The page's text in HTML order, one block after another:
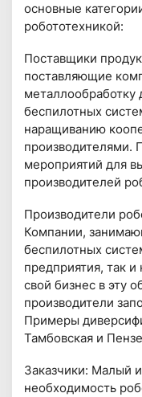
основные
робототехникой:
Поставщики
поставляющие
металлообработку
беспилотных
наращиванию
производителями.
мероприятий для
производителей
Производители
Компании,
беспилотных
предприятия, так
свой бизнес в эту
производители
Примеры
Тамбовская и
Заказчики: Малый
необходимость